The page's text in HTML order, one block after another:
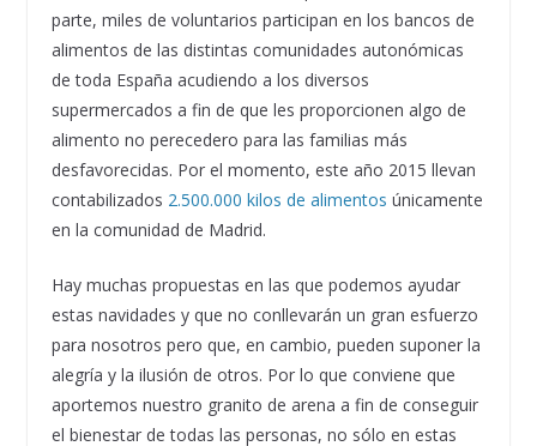
parte, miles de voluntarios participan en los bancos de
alimentos de las distintas comunidades autonómicas
de toda España acudiendo a los diversos
supermercados a fin de que les proporcionen algo de
alimento no perecedero para las familias más
desfavorecidas. Por el momento, este año 2015 llevan
contabilizados 2.500.000 kilos de alimentos únicamente
en la comunidad de Madrid.
Hay muchas propuestas en las que podemos ayudar
estas navidades y que no conllevarán un gran esfuerzo
para nosotros pero que, en cambio, pueden suponer la
alegría y la ilusión de otros. Por lo que conviene que
aportemos nuestro granito de arena a fin de conseguir
el bienestar de todas las personas, no sólo en estas